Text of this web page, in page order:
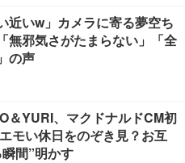
近いw」カメラに寄る夢空ち
無邪気さがたまらない」「全
の声
＆YURI、マクドナルドCM初
モい休日をのぞき見？お互
間”明かす